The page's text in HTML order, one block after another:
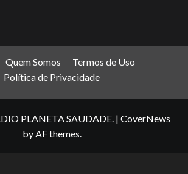
Quem Somos
Termos de Uso
Política de Privacidade
PLANETA SAUDADE. | CoverNews
by AF themes.